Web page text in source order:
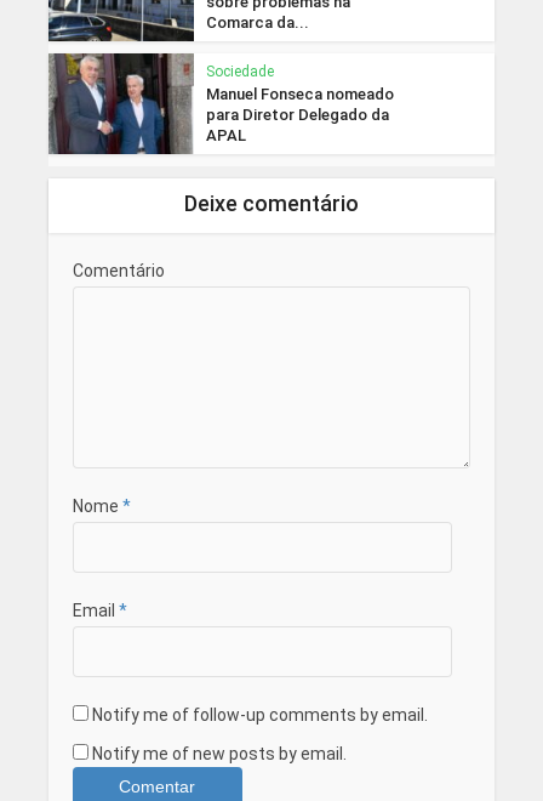
Comarca da...
Sociedade
Manuel Fonseca nomeado
para Diretor Delegado da
APAL
Deixe comentário
Comentário
Nome *
Email *
Notify me of follow-up comments by email.
Notify me of new posts by email.